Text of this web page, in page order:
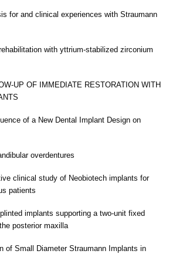
for and clinical experiences with Straumann
with yttrium-stabilized zirconium
UP OF IMMEDIATE RESTORATION WITH
of a New Dental Implant Design on
overdentures
clinical study of Neobiotech implants for
patients
implants supporting a two-unit fixed
posterior maxilla
of Small Diameter Straumann Implants in